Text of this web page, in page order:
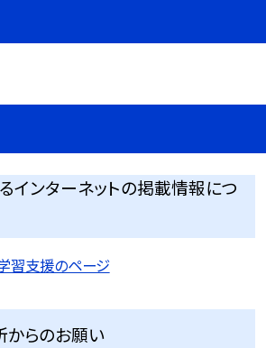
インターネットの掲載情報につ
習支援のページ
らのお願い